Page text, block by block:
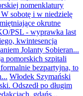
nomenklatury
W sobotę i w niedzielę
okrutne
PSL - wyprawka last
kwintesencja
Jolanty Sobieran...
pomorskich szpitali
bezpartyjna, to
Włodek Szymański
Odszedł po długim
gdańs...